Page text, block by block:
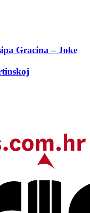
Gracina – Joke